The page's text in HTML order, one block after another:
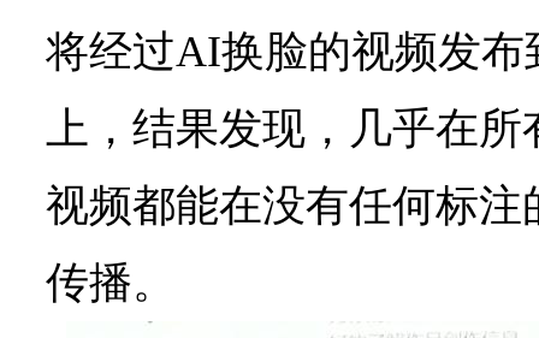
将经过AI换脸的视频发
上，结果发现，几乎在
视频都能在没有任何标
传播。